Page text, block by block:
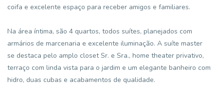
coifa e excelente espaço para receber amigos e familiares.
Na área íntima, são 4 quartos, todos suítes, planejados com
armários de marcenaria e excelente iluminação. A suíte master
se destaca pelo amplo closet Sr. e Sra., home theater privativo,
terraço com linda vista para o jardim e um elegante banheiro com
hidro, duas cubas e acabamentos de qualidade.